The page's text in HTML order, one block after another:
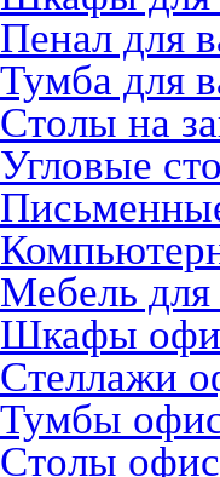
Пенал для
Тумба для
Столы на
Угловые
Мебель
Шкафы
Стеллажи
Тумбы
Столы